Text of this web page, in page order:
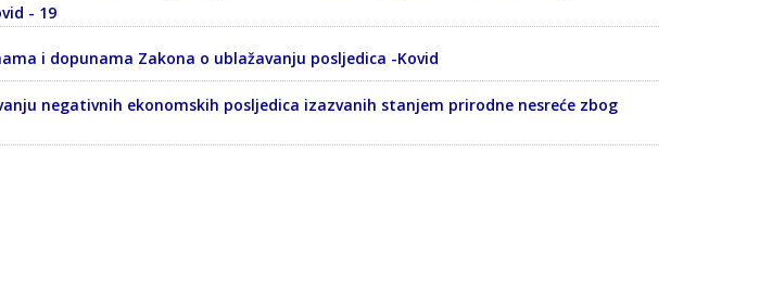
- 19
i dopunama Zakona o ublažavanju posljedica -Kovid
negativnih ekonomskih posljedica izazvanih stanjem prirodne nesreće zbog